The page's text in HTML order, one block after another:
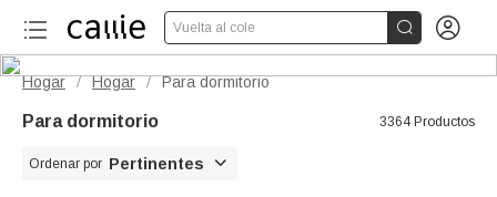
Vuelta al cole  
Hogar / Hogar / Para dormitorio
Para dormitorio 3364 Productos
Ordenar por Pertinentes 